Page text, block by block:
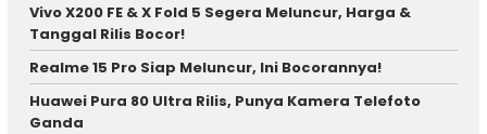
Vivo X200 FE & X Fold 5 Segera Meluncur, Harga &
Tanggal Rilis Bocor!
Realme 15 Pro Siap Meluncur, Ini Bocorannya!
Huawei Pura 80 Ultra Rilis, Punya Kamera Telefoto
Ganda